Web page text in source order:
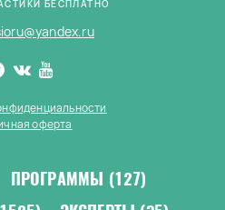
БЕСПЛАТНО
оферта
ПРОГРАММЫ (127)